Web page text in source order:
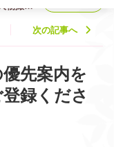
物撮
次の記事へ
先案内を
録くださ